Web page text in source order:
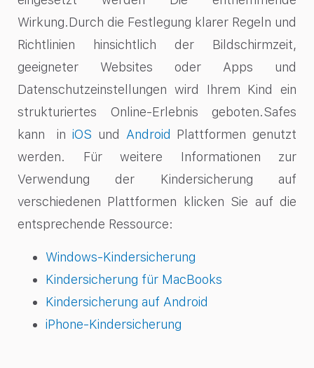
Wirkung.Durch die Festlegung klarer Regeln und
Richtlinien hinsichtlich der Bildschirmzeit,
geeigneter Websites oder Apps und
Datenschutzeinstellungen wird Ihrem Kind ein
strukturiertes Online-Erlebnis geboten.Safes
kann iniOS und Android Plattformen genutzt
werden. Für weitere Informationen zur
Verwendung der Kindersicherung auf
verschiedenen Plattformen klicken Sie auf die
entsprechende Ressource:
Windows-Kindersicherung
Kindersicherung für MacBooks
Kindersicherung auf Android
iPhone-Kindersicherung